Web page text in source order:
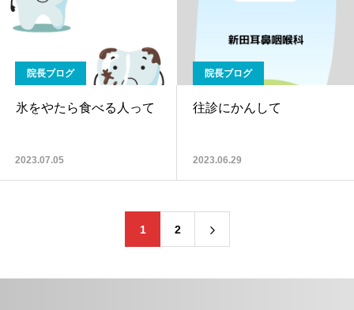
院長ブログ
氷をやたら食べる人って
2023.07.05
院長ブログ
往診にかんして
2023.06.29
1 2